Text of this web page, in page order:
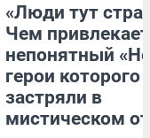
«Люди тут
Чем привлекает
непонятный
герои которого
застряли в
мистическом